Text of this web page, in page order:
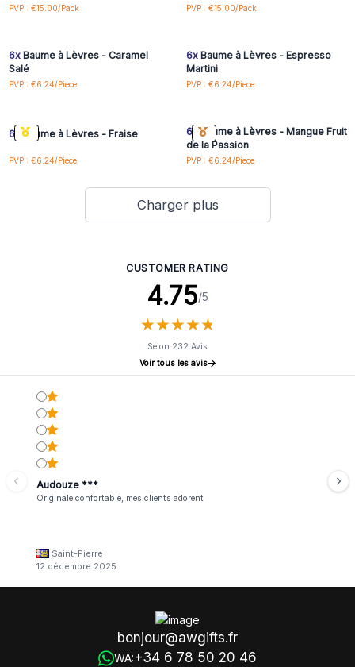
PVP : €15.00/Pack PVP : €15.00/Pack
Connectez-vous ou
6xBaume à Lèvres - Caramel
Salé
PVP : €6.24/Piece
Connectez-vous ou
6xBaume à Lèvres - Espresso
Martini
PVP : €6.24/Piece
Connectez-vous ou
6x Baume à Lèvres - Fraise
PVP : €6.24/Piece
Connectez-vous ou
6x Baume à Lèvres - Mangue Fruit
de la Passion
PVP : €6.24/Piece
Charger plus
CUSTOMER RATING
4.75/5
★★★★★
★★★★★
Selon 232 Avis
Voir tous les avis
Audouze ***
Originale confortable, mes clients adorent
Saint-Pierre
12 décembre 2025
bonjour@awgifts.fr
WA:+34 6 78 50 20 46